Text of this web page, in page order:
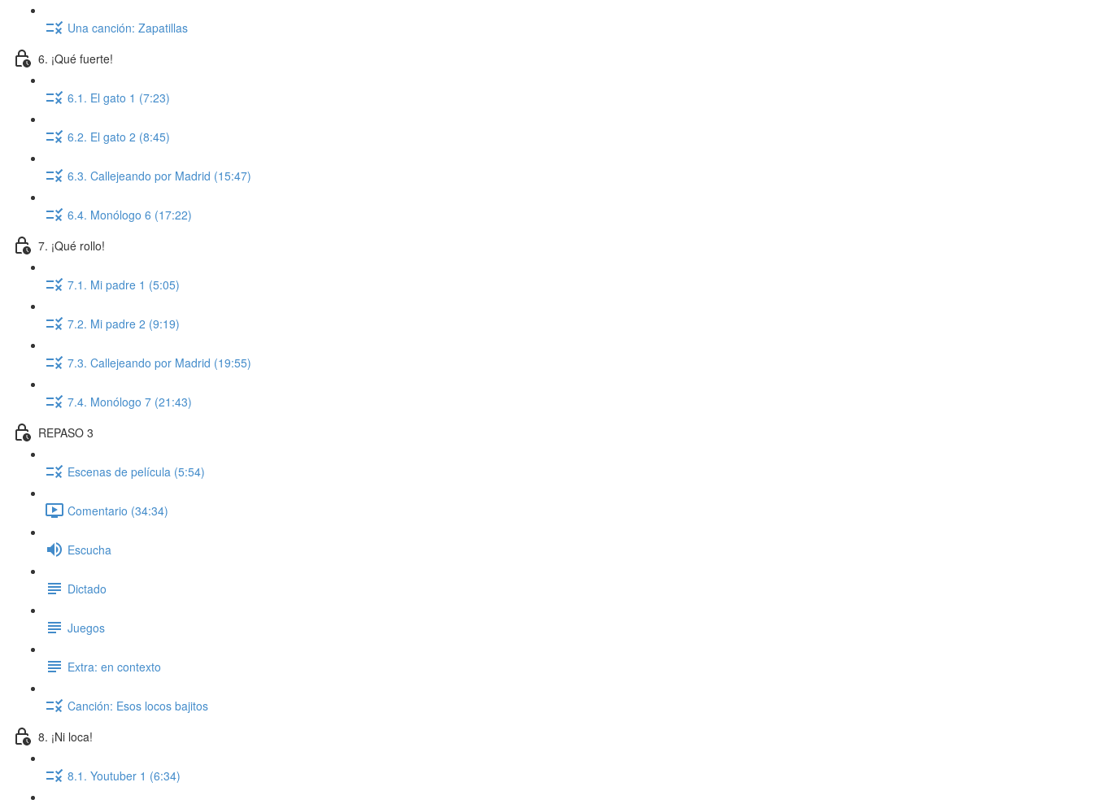
Una canción: Zapatillas
6. ¡Qué fuerte!
6.1. El gato 1 (7:23)
6.2. El gato 2 (8:45)
6.3. Callejeando por Madrid (15:47)
6.4. Monólogo 6 (17:22)
7. ¡Qué rollo!
7.1. Mi padre 1 (5:05)
7.2. Mi padre 2 (9:19)
7.3. Callejeando por Madrid (19:55)
7.4. Monólogo 7 (21:43)
REPASO 3
Escenas de película (5:54)
Comentario (34:34)
Escucha
Dictado
Juegos
Extra: en contexto
Canción: Esos locos bajitos
8. ¡Ni loca!
8.1. Youtuber 1 (6:34)